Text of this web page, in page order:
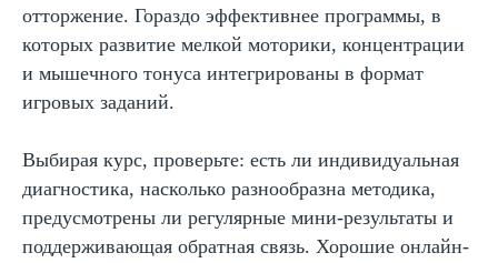
отторжение. Гораздо эффективнее программы, в
которых развитие мелкой моторики, концентрации
и мышечного тонуса интегрированы в формат
игровых заданий.
Выбирая курс, проверьте: есть ли индивидуальная
диагностика, насколько разнообразна методика,
предусмотрены ли регулярные мини-результаты и
поддерживающая обратная связь. Хорошие онлайн-
+7